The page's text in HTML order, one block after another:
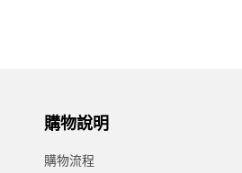
購物說明
購物流程